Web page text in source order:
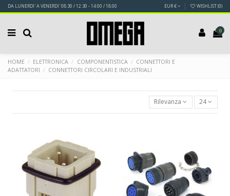
DA LUNERDI' A VENERDI' 08:30 / 12:30 - 14:00 / 18:00 EUR € WISHLIST (0)
0
HOME ELETTRONICA COMPONENTISTICA
CONNETTORI E
ADATTATORI
CONNETTORI CIRCOLARI E INDUSTRIALI
Rilevanza 24